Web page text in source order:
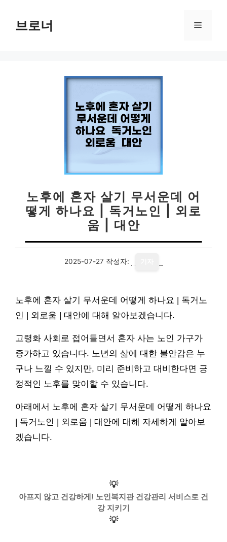
브로너 메
노후에 혼자 살기 무서운데 어
떻게 하나요 | 독거노인 | 외로
움 | 대안
2025-07-27 작성자:
노후에 혼자 살기 무서운데 어떻게 하나요 | 독거노
인 | 외로움 | 대안에 대해 알아보겠습니다.
고령화 사회로 접어들면서 혼자 사는 노인 가구가
증가하고 있습니다. 노년의 삶에 대한 불안감은 누
구나 느낄 수 있지만, 미리 준비하고 대비한다면 긍
정적인 노후를 맞이할 수 있습니다.
아래에서 노후에 혼자 살기 무서운데 어떻게 하나요
| 독거노인 | 외로움 | 대안에 대해 자세하게 알아보
겠습니다.
💡
아프지 않고 건강하게! 노인복지관 건강관리 서비스로 건
강 지키기
💡